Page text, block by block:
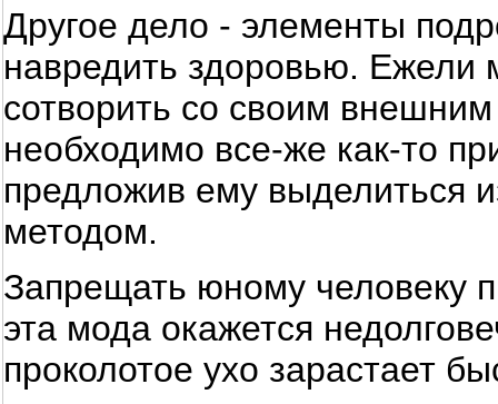
Другое дело - элементы
навредить здоровью. Ежели
сотворить со своим
необходимо все-же как-то
предложив ему выделиться
методом.
Запрещать юному человеку
эта мода окажется
проколотое ухо зарастает